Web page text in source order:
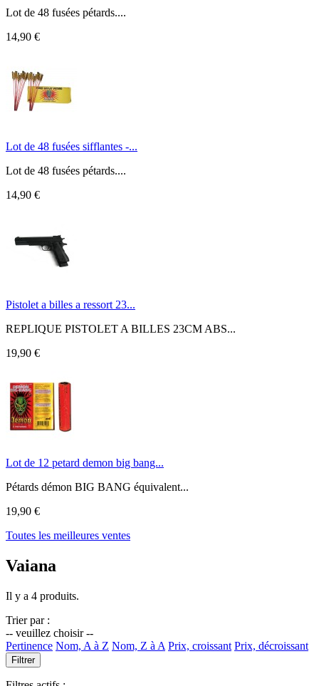
Lot de 48 fusées pétards....
14,90 €
Lot de 48 fusées sifflantes -...
Lot de 48 fusées pétards....
14,90 €
Pistolet a billes a ressort 23...
REPLIQUE PISTOLET A BILLES 23CM ABS...
19,90 €
Lot de 12 petard demon big bang...
Pétards démon BIG BANG équivalent...
19,90 €
Toutes les meilleures ventes
Vaiana
Il y a 4 produits.
Trier par :
-- veuillez choisir --
Pertinence Nom, A à Z Nom, Z à A Prix, croissant Prix, décroissant
Filtrer